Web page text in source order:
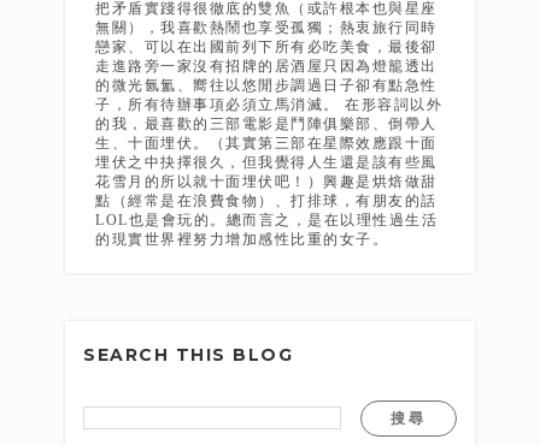
把矛盾實踐得很徹底的雙魚（或許根本也與星座
無關），我喜歡熱鬧也享受孤獨；熱衷旅行同時
戀家、可以在出國前列下所有必吃美食，最後卻
走進路旁一家沒有招牌的居酒屋只因為燈籠透出
的微光氤氳、嚮往以悠閒步調過日子卻有點急性
子，所有待辦事項必須立馬消滅。 在形容詞以外
的我，最喜歡的三部電影是鬥陣俱樂部、倒帶人
生、十面埋伏。（其實第三部在星際效應跟十面
埋伏之中抉擇很久，但我覺得人生還是該有些風
花雪月的所以就十面埋伏吧！）興趣是烘焙做甜
點（經常是在浪費食物）、打排球，有朋友的話
LOL也是會玩的。總而言之，是在以理性過生活
的現實世界裡努力增加感性比重的女子。
SEARCH THIS BLOG